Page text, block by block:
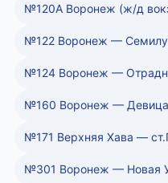
№120А Воронеж (ж/д
№122 Воронеж —
№124 Воронеж —
№160 Воронеж —
№171 Верхняя Хава —
№301 Воронеж — Новая